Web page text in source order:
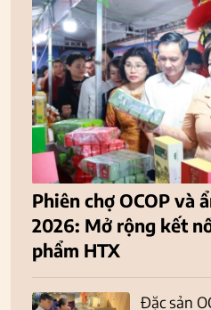
Phiên chợ OCOP và
2026: Mở rộng kết
phẩm HTX
Đặc sản